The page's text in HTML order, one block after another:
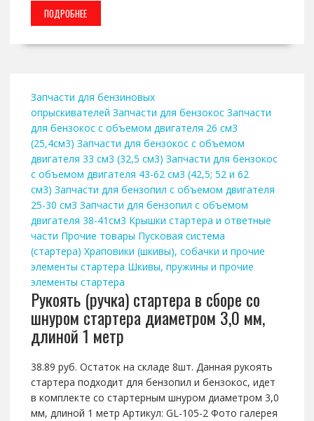
ПОДРОБНЕЕ
Запчасти для бензиновых
опрыскивателей Запчасти для бензокос Запчасти
для бензокос с объемом двигателя 26 см3
(25,4см3) Запчасти для бензокос с объемом
двигателя 33 см3 (32,5 см3) Запчасти для бензокос
с объемом двигателя 43-62 см3 (42,5; 52 и 62
см3) Запчасти для бензопил с объемом двигателя
25-30 см3 Запчасти для бензопил с объемом
двигателя 38-41см3 Крышки стартера и ответные
части Прочие товары Пусковая система
(стартера) Храповики (шкивы), собачки и прочие
элементы стартера Шкивы, пружины и прочие
элементы стартера
Рукоять (ручка) стартера в сборе со
шнуром стартера диаметром 3,0 мм,
длиной 1 метр
38.89 руб. Остаток на складе 8шт. Данная рукоять
стартера подходит для бензопил и бензокос, идет
в комплекте со стартерным шнуром диаметром 3,0
мм, длиной 1 метр Артикул: GL-105-2 Фото галерея